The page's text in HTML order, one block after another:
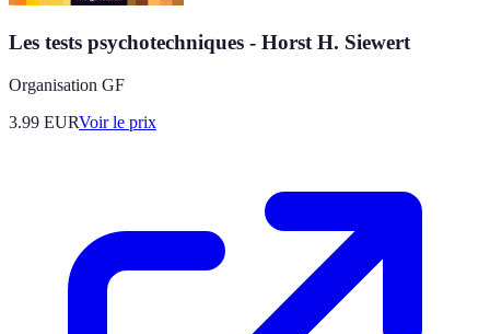
Les tests psychotechniques - Horst H. Siewert
Organisation GF
3.99 EURVoir le prix